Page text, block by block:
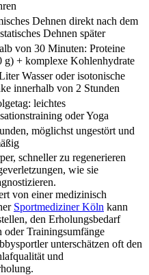
Dehnen direkt nach dem
Dehnen später
von 30 Minuten: Proteine
g) + komplexe Kohlenhydrate
Wasser oder isotonische
innerhalb von 2 Stunden
leichtes
oder Yoga
möglichst ungestört und
schneller zu regenerieren
wie sie
von einer medizinisch
Sportmediziner Köln kann
den Erholungsbedarf
oder Trainingsumfänge
unterschätzen oft den
und